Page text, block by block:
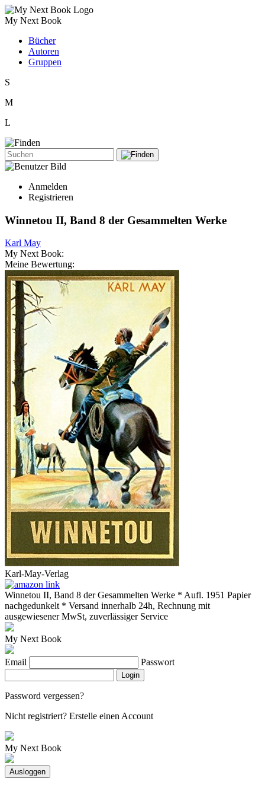
My Next Book
Bücher
Autoren
Gruppen
S
M
L
Anmelden
Registrieren
Winnetou II, Band 8 der Gesammelten Werke
Karl May
My Next Book:
Meine Bewertung:
Karl-May-Verlag
Winnetou II, Band 8 der Gesammelten Werke * Aufl. 1951 Papier
nachgedunkelt * Versand innerhalb 24h, Rechnung mit
ausgewiesener MwSt, zuverlässiger Service
My Next Book
Email Passwort
Login
Password vergessen?
Nicht registriert? Erstelle einen Account
My Next Book
Ausloggen